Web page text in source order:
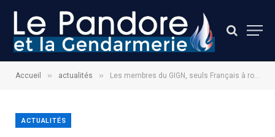
Accueil » actualités » Les membres du GIGN, seuls Français à rouler en Peugeot Landtrek
ACTUALITÉS